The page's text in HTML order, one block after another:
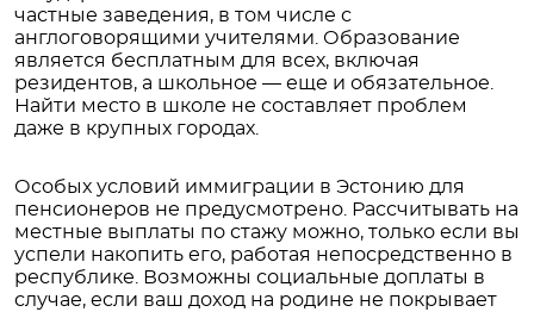
частные заведения, в том числе с
англоговорящими учителями. Образование
является бесплатным для всех, включая
резидентов, а школьное — еще и обязательное.
Найти место в школе не составляет проблем
даже в крупных городах.
Особых условий иммиграции в Эстонию для
пенсионеров не предусмотрено. Рассчитывать на
местные выплаты по стажу можно, только если вы
успели накопить его, работая непосредственно в
республике. Возможны социальные доплаты в
случае, если ваш доход на родине не покрывает